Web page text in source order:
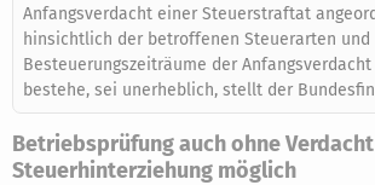
Anfangsverdacht einer Steuerstraftat
hinsichtlich der betroffenen Steuerarten und
Besteuerungszeiträume der
bestehe, sei unerheblich, stellt der
Betriebsprüfung auch ohne
Steuerhinterziehung möglich